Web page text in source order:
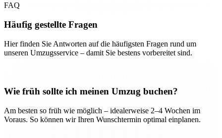
FAQ
Häufig gestellte Fragen
Hier finden Sie Antworten auf die häufigsten Fragen rund um
unseren Umzugsservice – damit Sie bestens vorbereitet sind.
Wie früh sollte ich meinen Umzug buchen?
Am besten so früh wie möglich – idealerweise 2–4 Wochen im
Voraus. So können wir Ihren Wunschtermin optimal einplanen.